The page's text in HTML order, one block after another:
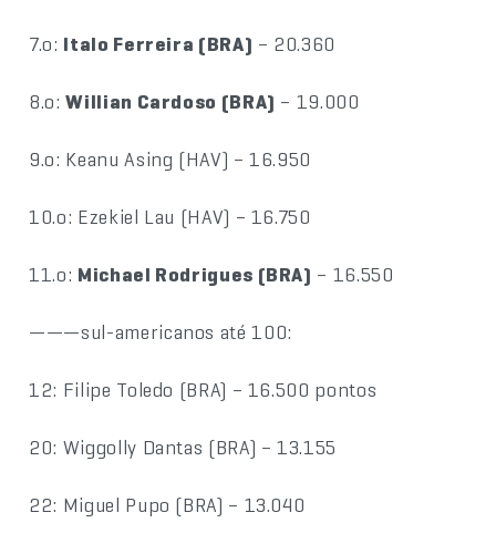
7.o: Italo Ferreira (BRA) – 20.360
8.o:Willian Cardoso (BRA) – 19.000
9.o: Keanu Asing (HAV) – 16.950
10.o: Ezekiel Lau (HAV) – 16.750
11.o: Michael Rodrigues (BRA) – 16.550
———sul-americanos até 100:
12: Filipe Toledo (BRA) – 16.500 pontos
20: Wiggolly Dantas (BRA) – 13.155
22: Miguel Pupo (BRA) – 13.040